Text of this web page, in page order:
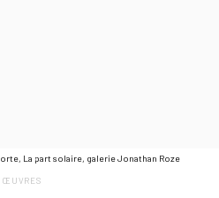
La part solaire, galerie Jonathan Roze
ŒUVRES